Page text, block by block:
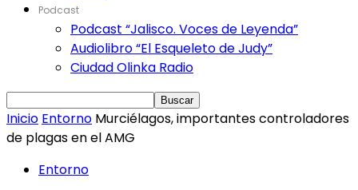
Podcast
Podcast “Jalisco. Voces de Leyenda”
Audiolibro “El Esqueleto de Judy”
Ciudad Olinka Radio
Inicio Entorno Murciélagos, importantes controladores
de plagas en el AMG
Entorno